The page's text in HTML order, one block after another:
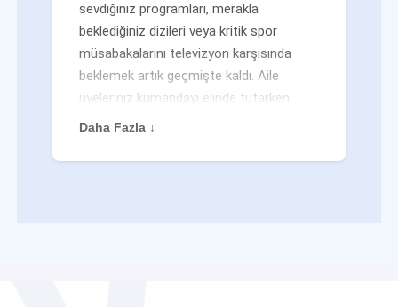
sevdiğiniz programları, merakla
beklediğiniz dizileri veya kritik spor
müsabakalarını televizyon karşısında
beklemek artık geçmişte kaldı. Aile
üyeleriniz kumandayı elinde tutarken
veya siz evden uzaktayken bile
değilsiniz. Geleneksel yayıncılığın
Daha Fazla ↓